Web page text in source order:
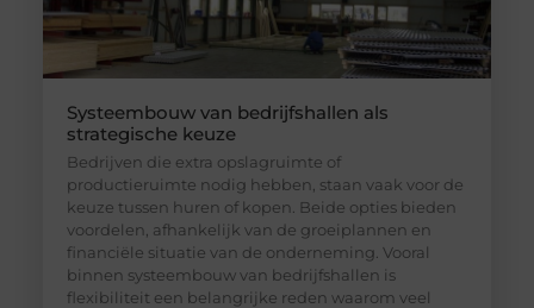
Systeembouw van bedrijfshallen als
strategische keuze
Bedrijven die extra opslagruimte of
productieruimte nodig hebben, staan vaak voor de
keuze tussen huren of kopen. Beide opties bieden
voordelen, afhankelijk van de groeiplannen en
financiële situatie van de onderneming. Vooral
binnen systeembouw van bedrijfshallen is
flexibiliteit een belangrijke reden waarom veel